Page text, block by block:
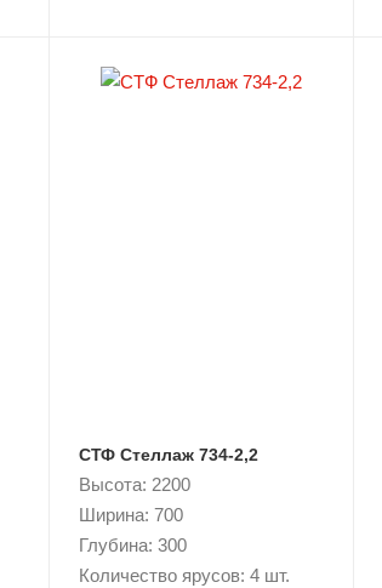
СТФ Стеллаж 734-2,2
Высота: 2200
Ширина: 700
Глубина: 300
Количество ярусов: 4 шт.